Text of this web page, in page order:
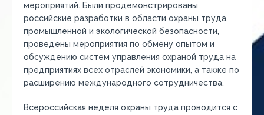
мероприятий. Были продемонстрированы
российские разработки в области охраны труда,
промышленной и экологической безопасности,
проведены мероприятия по обмену опытом и
обсуждению систем управления охраной труда на
предприятиях всех отраслей экономики, а также по
расширению международного сотрудничества.
Всероссийская неделя охраны труда проводится с